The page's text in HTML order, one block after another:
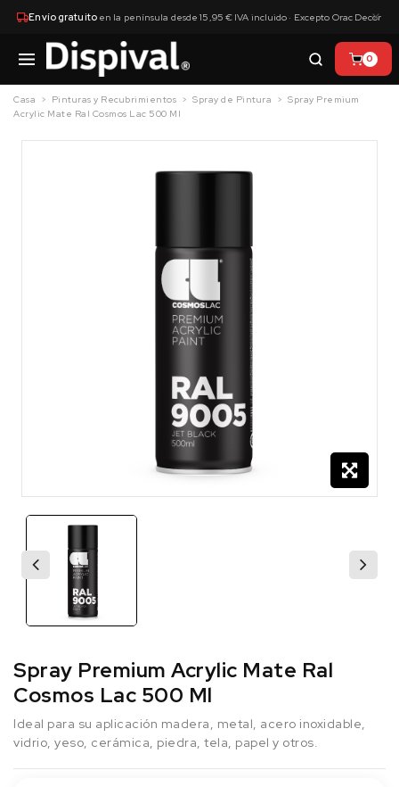
Envío gratuitoen la península desde 15,95 € IVA incluido · Excepto Orac Decor
×
0
Casa Pinturas y Recubrimientos Spray de Pintura
Spray Premium
Acrylic Mate Ral Cosmos Lac 500 Ml
Spray Premium Acrylic Mate Ral
Cosmos Lac 500 Ml
Ideal para su aplicación madera, metal, acero inoxidable,
vidrio, yeso, cerámica, piedra, tela, papel y otros.